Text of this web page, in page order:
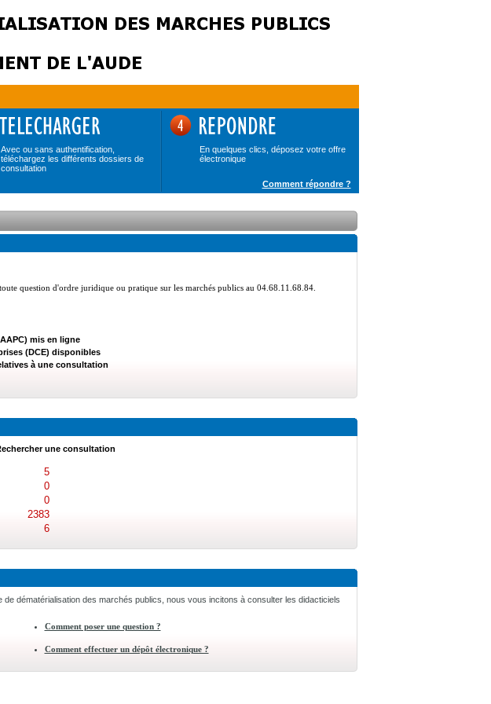
Avec ou sans authentification,
téléchargez les différents dossiers de
consultation
En quelques clics, déposez votre offre
électronique
Comment répondre ?
mis en ligne
(DCE) disponibles
à une consultation
une consultation
5
0
0
2383
6
dématérialisation des marchés publics, nous vous incitons à consulter les didacticiels
Comment poser une question ?
Comment effectuer un dépôt électronique ?